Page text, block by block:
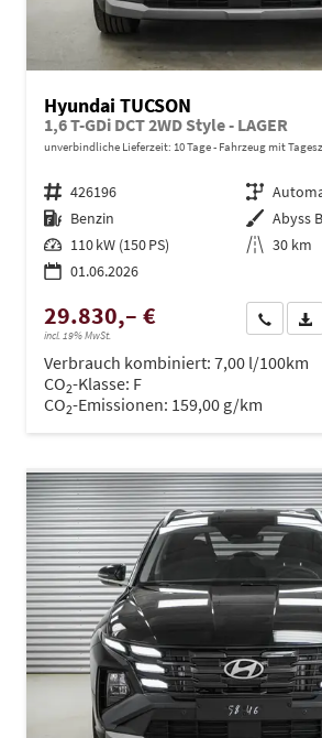
Hyundai TUCSON
1,6 T-GDi DCT 2WD Style - LAGER
unverbindliche Lieferzeit: 10 Tage Fahrzeug mit
Fahrzeugnr. 426196 Getriebe
Kraftstoff Benzin Außenfarbe Abyss
Leistung 110 kW (150 PS) Kilometerstand 30 km
01.06.2026
29.830,– €
incl. 19% MwSt.
Wir
Verbrauch kombiniert: 7,00 l/100km
CO2-Klasse: F
CO2-Emissionen: 159,00 g/km